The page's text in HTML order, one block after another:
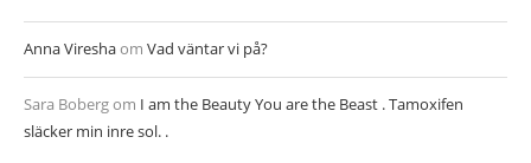
Anna Vireshaom Vad väntar vi på?
Sara Bobergom I am the Beauty You are the Beast . Tamoxifen
släcker min inre sol. .